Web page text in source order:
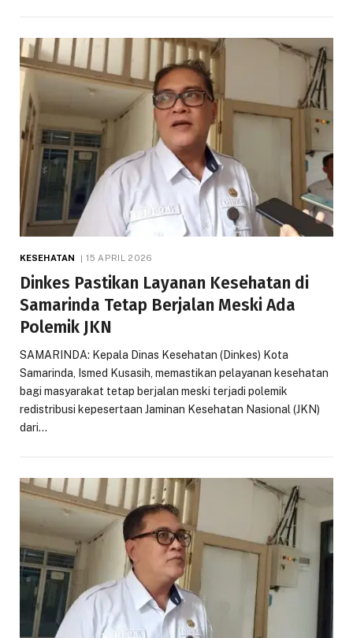
KESEHATAN 15 APRIL 2026
Dinkes Pastikan Layanan Kesehatan di
Samarinda Tetap Berjalan Meski Ada
Polemik JKN
SAMARINDA: Kepala Dinas Kesehatan (Dinkes) Kota
Samarinda, Ismed Kusasih, memastikan pelayanan kesehatan
bagi masyarakat tetap berjalan meski terjadi polemik
redistribusi kepesertaan Jaminan Kesehatan Nasional (JKN)
dari…